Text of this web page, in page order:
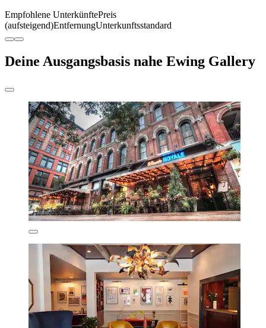
Empfohlene UnterkünftePreis
(aufsteigend)EntfernungUnterkunftsstandard
Deine Ausgangsbasis nahe Ewing Gallery